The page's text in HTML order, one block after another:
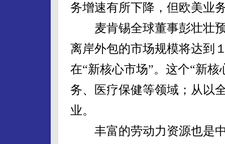
务增速有所下降，但欧美业
麦肯锡全球董事彭壮壮预
离岸外包的市场规模将达到
在“新核心市场”。这个“新
务、医疗保健等领域；从以
业。
丰富的劳动力资源也是中